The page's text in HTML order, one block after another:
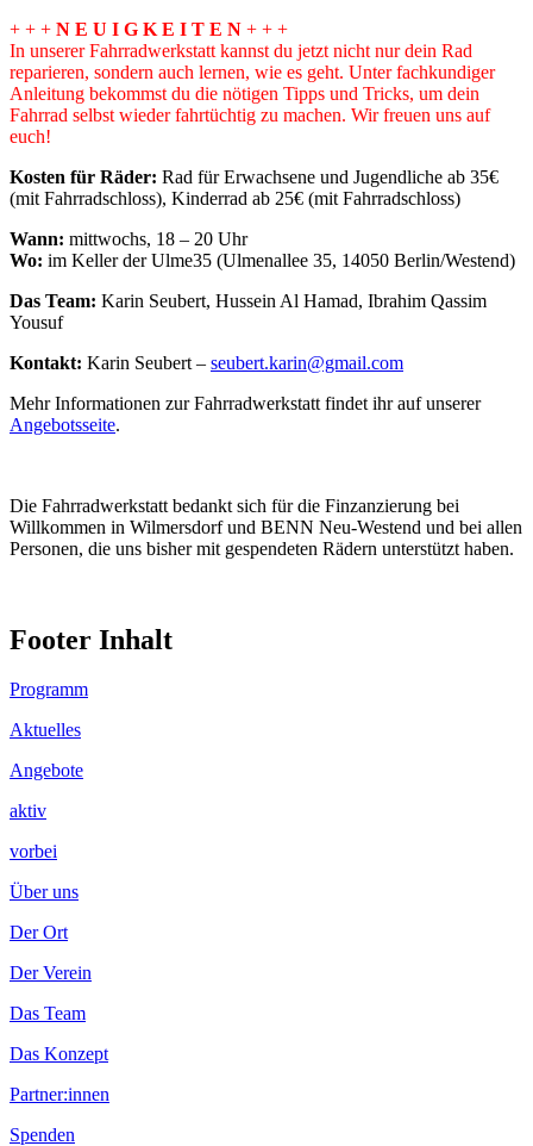
+ + + N E U I G K E I T E N + + +
In unserer Fahrradwerkstatt kannst du jetzt nicht nur dein Rad
reparieren, sondern auch lernen, wie es geht. Unter fachkundiger
Anleitung bekommst du die nötigen Tipps und Tricks, um dein
Fahrrad selbst wieder fahrtüchtig zu machen. Wir freuen uns auf
euch!
Kosten für Räder: Rad für Erwachsene und Jugendliche ab 35€
(mit Fahrradschloss), Kinderrad ab 25€ (mit Fahrradschloss)
Wann: mittwochs, 18 – 20 Uhr
Wo: im Keller der Ulme35 (Ulmenallee 35, 14050 Berlin/Westend)
Das Team: Karin Seubert, Hussein Al Hamad, Ibrahim Qassim
Yousuf
Kontakt: Karin Seubert – seubert.karin@gmail.com
Mehr Informationen zur Fahrradwerkstatt findet ihr auf unserer
Angebotsseite.
Die Fahrradwerkstatt bedankt sich für die Finzanzierung bei
Willkommen in Wilmersdorf und BENN Neu-Westend und bei allen
Personen, die uns bisher mit gespendeten Rädern unterstützt haben.
Footer Inhalt
Programm
Aktuelles
Angebote
aktiv
vorbei
Über uns
Der Ort
Der Verein
Das Team
Das Konzept
Partner:innen
Spenden